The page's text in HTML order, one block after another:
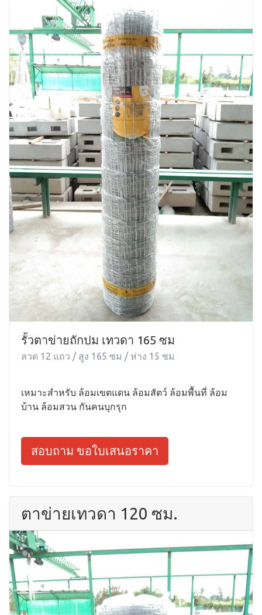
รั้วตาข่ายถักปม เทวดา 165 ซม
ลวด 12 แถว / สูง 165 ซม / ห่าง 15 ซม
เหมาะสำหรับ ล้อมเขตแดน ล้อมสัตว์ ล้อมพื้นที่ ล้อม
บ้าน ล้อมสวน กันคนบุกรุก
สอบถาม ขอใบเสนอราคา
ตาข่ายเทวดา 120 ซม.